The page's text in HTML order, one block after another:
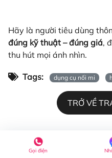
Hãy là người tiêu dùng
đúng kỹ thuật – đúng giá,
thu hút mọi ánh nhìn.
Tags: dụng cụ nối mi
TRỞ VỀ
Viết bình luận của
Nhíp Nối Mi Đa
Đo)
Khách hàng Tăng
phẩm cách đây 27
Gọi điện